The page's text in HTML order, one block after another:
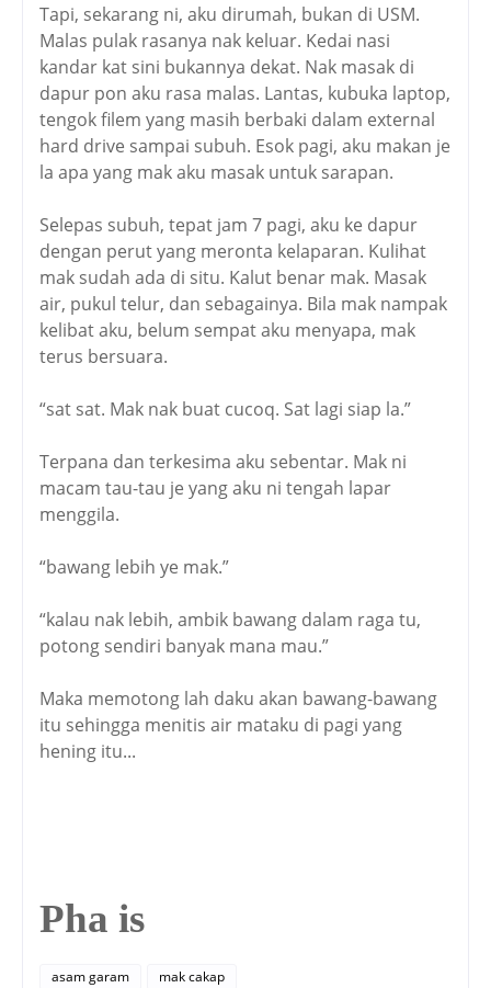
Tapi, sekarang ni, aku dirumah, bukan di USM.
Malas pulak rasanya nak keluar. Kedai nasi
kandar kat sini bukannya dekat. Nak masak di
dapur pon aku rasa malas. Lantas, kubuka laptop,
tengok filem yang masih berbaki dalam external
hard drive sampai subuh. Esok pagi, aku makan je
la apa yang mak aku masak untuk sarapan.
Selepas subuh, tepat jam 7 pagi, aku ke dapur
dengan perut yang meronta kelaparan. Kulihat
mak sudah ada di situ. Kalut benar mak. Masak
air, pukul telur, dan sebagainya. Bila mak nampak
kelibat aku, belum sempat aku menyapa, mak
terus bersuara.
“sat sat. Mak nak buat cucoq. Sat lagi siap la.”
Terpana dan terkesima aku sebentar. Mak ni
macam tau-tau je yang aku ni tengah lapar
menggila.
“bawang lebih ye mak.”
“kalau nak lebih, ambik bawang dalam raga tu,
potong sendiri banyak mana mau.”
Maka memotong lah daku akan bawang-bawang
itu sehingga menitis air mataku di pagi yang
hening itu...
Pha is
asam garam mak cakap